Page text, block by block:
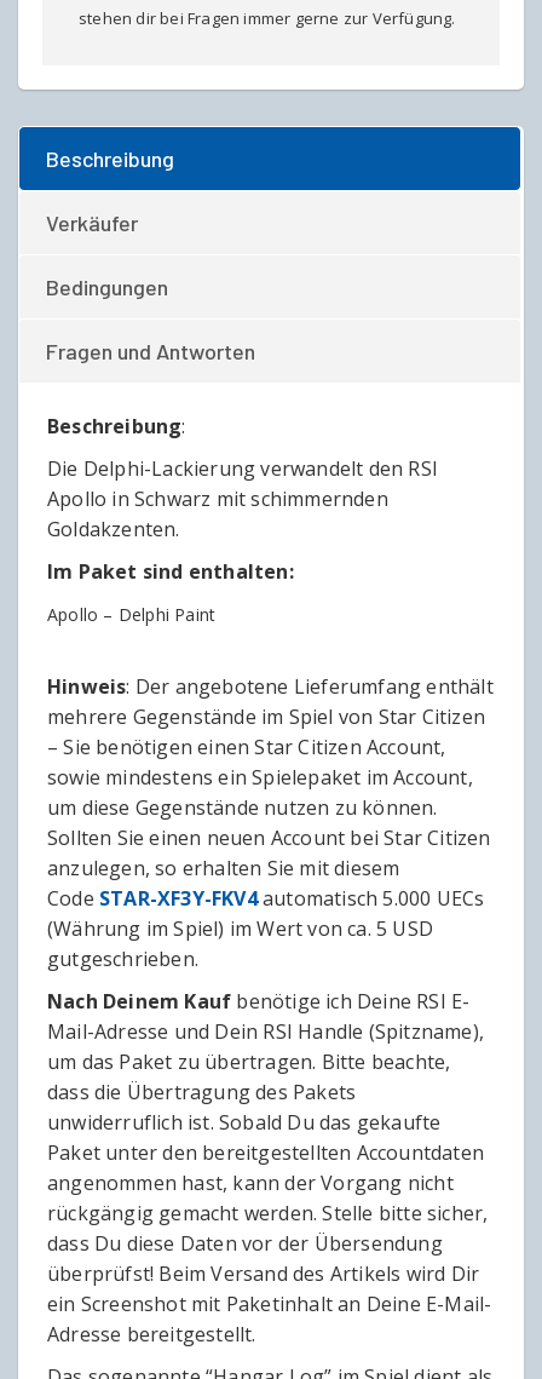
stehen dir bei Fragen immer gerne zur Verfügung.
Beschreibung
Verkäufer
Bedingungen
Fragen und Antworten
Beschreibung:
Die Delphi-Lackierung verwandelt den RSI
Apollo in Schwarz mit schimmernden
Goldakzenten.
Im Paket sind enthalten:
Apollo – Delphi Paint
Hinweis: Der angebotene Lieferumfang enthält
mehrere Gegenstände im Spiel von Star Citizen
– Sie benötigen einen Star Citizen Account,
sowie mindestens ein Spielepaket im Account,
um diese Gegenstände nutzen zu können.
Sollten Sie einen neuen Account bei Star Citizen
anzulegen, so erhalten Sie mit diesem
Code STAR-XF3Y-FKV4automatisch 5.000 UECs
(Währung im Spiel) im Wert von ca. 5 USD
gutgeschrieben.
Nach Deinem Kauf benötige ich Deine RSI E-
Mail-Adresse und Dein RSI Handle (Spitzname),
um das Paket zu übertragen. Bitte beachte,
dass die Übertragung des Pakets
unwiderruflich ist. Sobald Du das gekaufte
Paket unter den bereitgestellten Accountdaten
angenommen hast, kann der Vorgang nicht
rückgängig gemacht werden. Stelle bitte sicher,
dass Du diese Daten vor der Übersendung
überprüfst! Beim Versand des Artikels wird Dir
ein Screenshot mit Paketinhalt an Deine E-Mail-
Adresse bereitgestellt.